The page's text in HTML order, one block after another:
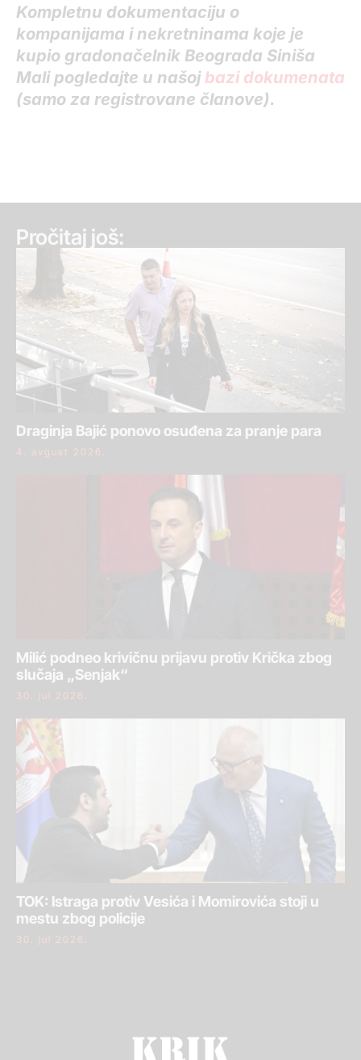
Kompletnu dokumentaciju o
kompanijama i nekretninama koje je
kupio gradonačelnik Beograda Siniša
Mali pogledajte u našoj bazi dokumenata
(samo za registrovane članove).
Pročitaj još:
Draginja Bajić ponovo osuđena za pranje para
4. avgust 2026.
Milić podneo krivičnu prijavu protiv Krička zbog
slučaja „Senjak“
30. jul 2026.
TOK: Istraga protiv Vesića i Momirovića stoji u
mestu zbog policije
30. jul 2026.